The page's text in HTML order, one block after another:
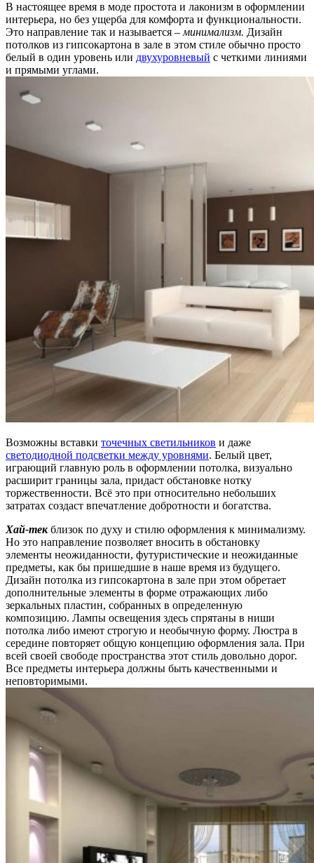
В настоящее время в моде простота и лаконизм в оформлении
интерьера, но без ущерба для комфорта и функциональности.
Это направление так и называется –минимализм. Дизайн
потолков из гипсокартона в зале в этом стиле обычно просто
белый в один уровень или двухуровневый с четкими линиями
и прямыми углами.
Возможны вставки точечных светильников и даже
светодиодной подсветки между уровнями. Белый цвет,
играющий главную роль в оформлении потолка, визуально
расширит границы зала, придаст обстановке нотку
торжественности. Всё это при относительно небольших
затратах создаст впечатление добротности и богатства.
Хай-текблизок по духу и стилю оформления к минимализму.
Но это направление позволяет вносить в обстановку
элементы неожиданности, футуристические и неожиданные
предметы, как бы пришедшие в наше время из будущего.
Дизайн потолка из гипсокартона в зале при этом обретает
дополнительные элементы в форме отражающих либо
зеркальных пластин, собранных в определенную
композицию. Лампы освещения здесь спрятаны в ниши
потолка либо имеют строгую и необычную форму. Люстра в
середине повторяет общую концепцию оформления зала. При
всей своей свободе пространства этот стиль довольно дорог.
Все предметы интерьера должны быть качественными и
неповторимыми.